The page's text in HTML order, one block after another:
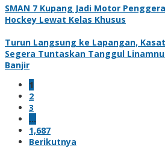
SMAN 7 Kupang Jadi Motor
Hockey Lewat Kelas Khusus
Turun Langsung ke Lapangan,
Segera Tuntaskan Tanggul
Banjir
1
2
3
…
1,687
Berikutnya